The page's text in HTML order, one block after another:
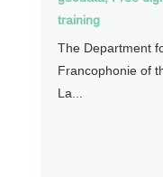
training
The Department
Francophonie of
La...